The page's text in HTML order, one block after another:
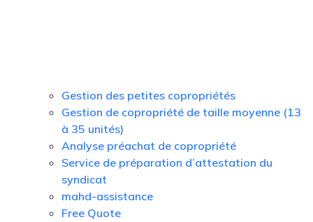
Gestion des petites copropriétés
Gestion de copropriété de taille moyenne (13
à 35 unités)
Analyse préachat de copropriété
Service de préparation d’attestation du
syndicat
mahd-assistance
Free Quote